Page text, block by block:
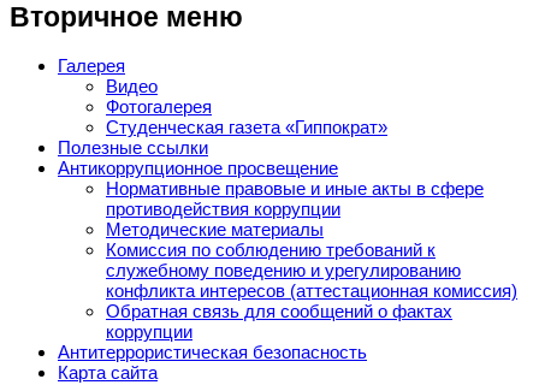
Вторичное меню
Галерея
Видео
Фотогалерея
Студенческая газета «Гиппократ»
Полезные ссылки
Антикоррупционное просвещение
Нормативные правовые и иные акты в сфере
противодействия коррупции
Методические материалы
Комиссия по соблюдению требований к
служебному поведению и урегулированию
конфликта интересов (аттестационная комиссия)
Обратная связь для сообщений о фактах
коррупции
Антитеррористическая безопасность
Карта сайта